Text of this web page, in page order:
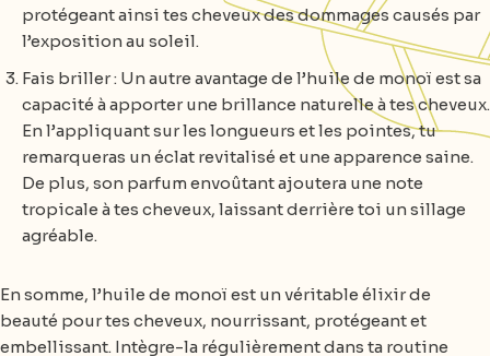
protégeant ainsi tes cheveux des dommages causés par
l’exposition au soleil.
Fais briller : Un autre avantage de l’huile de monoï est sa
capacité à apporter une brillance naturelle à tes cheveux.
En l’appliquant sur les longueurs et les pointes, tu
remarqueras un éclat revitalisé et une apparence saine.
De plus, son parfum envoûtant ajoutera une note
tropicale à tes cheveux, laissant derrière toi un sillage
agréable.
En somme, l’huile de monoï est un véritable élixir de
beauté pour tes cheveux, nourrissant, protégeant et
embellissant. Intègre-la régulièrement dans ta routine